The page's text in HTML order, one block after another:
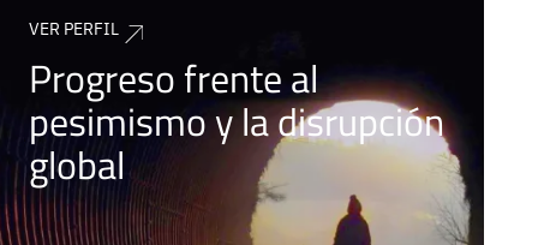
VER PERFIL
Progreso frente al
pesimismo y la disrupción
global